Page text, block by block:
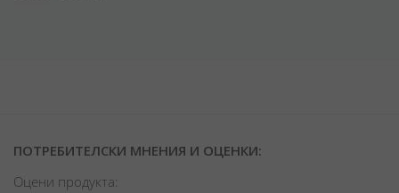
ПОТРЕБИТЕЛСКИ МНЕНИЯ И ОЦЕНКИ:
Оцени продукта: